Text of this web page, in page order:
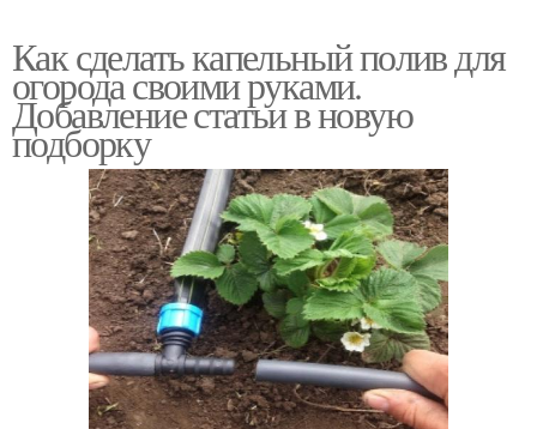
Как сделать капельный полив для
огорода своими руками.
Добавление статьи в новую
подборку